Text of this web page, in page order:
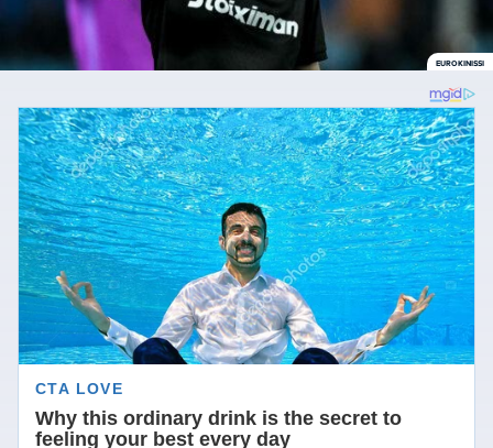
EUROKINISSI